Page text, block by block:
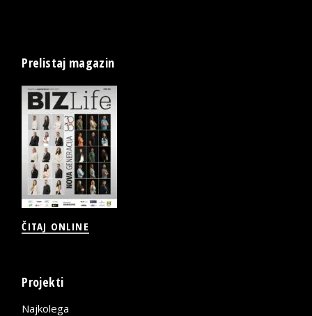
Prelistaj magazin
ČITAJ ONLINE
Projekti
Najkolega